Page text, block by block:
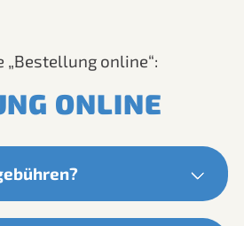
„Bestellung online“:
ONLINE